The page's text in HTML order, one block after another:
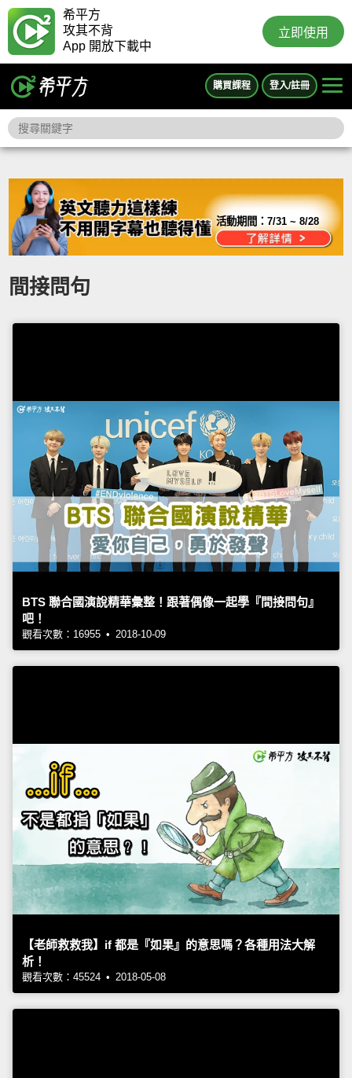
希平方
攻其不背
App 開放下載中
立即使用
購買課程 登入/註冊
活動期間：7/31 ~ 8/28
間接問句
BTS 聯合國演說精華彙整！跟著偶像一起學『間接問句』
吧！
觀看次數：16955 • 2018-10-09
【老師救救我】if 都是『如果』的意思嗎？各種用法大解
析！
觀看次數：45524 • 2018-05-08